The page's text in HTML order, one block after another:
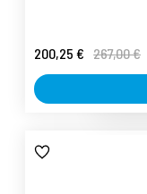
200,25 € 267,00 €